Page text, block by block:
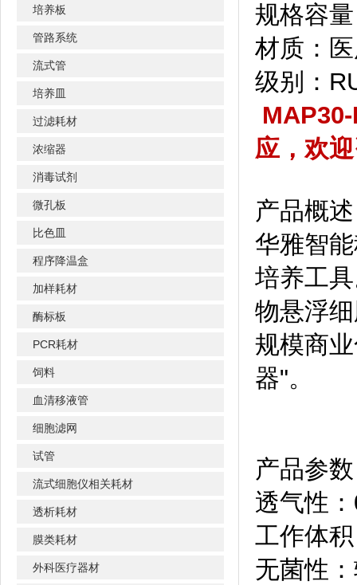
培养板
管路系统
流式管
培养皿
过滤耗材
浓缩器
消毒试剂
微孔板
比色皿
程序降温盒
加样耗材
酶标板
PCR耗材
饲料
血清移液管
细胞滤网
试管
流式细胞仪相关耗材
透析耗材
膜类耗材
外科医疗器材
规格容
材质：
级别：
应，欢
产品概
华雅智
培养工
物悬浮
规模商
器"。
产品参
透气性
工作体
无菌性